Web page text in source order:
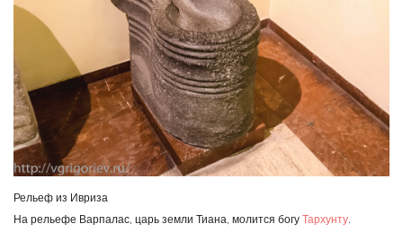
Рельеф из Ивриза
На рельефе Варпалас, царь земли Тиана, молится богу Тархунту.